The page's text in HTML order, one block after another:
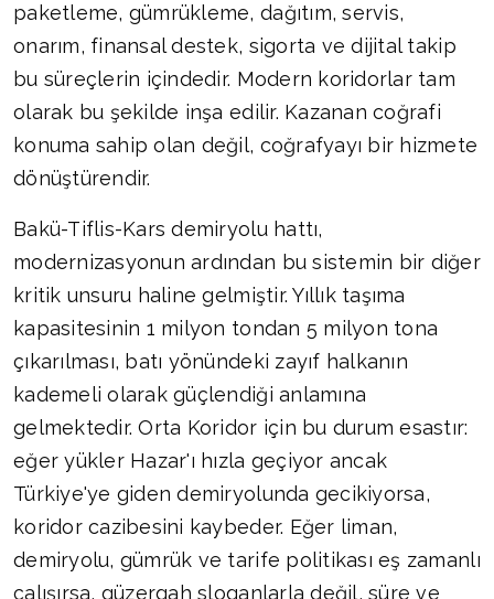
paketleme, gümrükleme, dağıtım, servis,
onarım, finansal destek, sigorta ve dijital takip
bu süreçlerin içindedir. Modern koridorlar tam
olarak bu şekilde inşa edilir. Kazanan coğrafi
konuma sahip olan değil, coğrafyayı bir hizmete
dönüştürendir.
Bakü-Tiflis-Kars demiryolu hattı,
modernizasyonun ardından bu sistemin bir diğer
kritik unsuru haline gelmiştir. Yıllık taşıma
kapasitesinin 1 milyon tondan 5 milyon tona
çıkarılması, batı yönündeki zayıf halkanın
kademeli olarak güçlendiği anlamına
gelmektedir. Orta Koridor için bu durum esastır:
eğer yükler Hazar'ı hızla geçiyor ancak
Türkiye'ye giden demiryolunda gecikiyorsa,
koridor cazibesini kaybeder. Eğer liman,
demiryolu, gümrük ve tarife politikası eş zamanlı
çalışırsa, güzergah sloganlarla değil, süre ve